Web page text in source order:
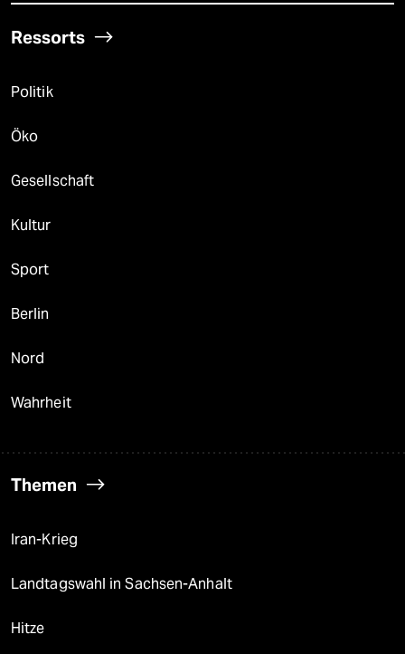
Ressorts
Politik
Öko
Gesellschaft
Kultur
Sport
Berlin
Nord
Wahrheit
Themen
Iran-Krieg
Landtagswahl in Sachsen-Anhalt
Hitze